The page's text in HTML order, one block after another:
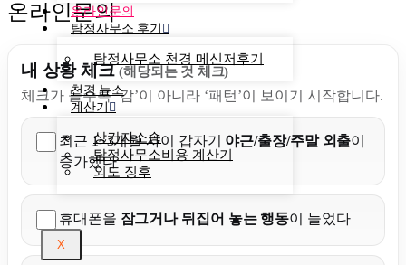
온라인문의
탐정사무소 후기
탐정사무소 천경 메신저후기
천경 뉴스
계산기
상간자소송
탐정사무소비용 계산기
외도 징후
X
온라인문의
내 상황 체크(해당되는 것 체크)
체크가 늘수록 ‘감’이 아니라 ‘패턴’이 보이기 시작합니다.
최근 1~3개월 사이 갑자기 야근/출장/주말 외출이
증가했다
휴대폰을 잠그거나 뒤집어 놓는 행동이 늘었다